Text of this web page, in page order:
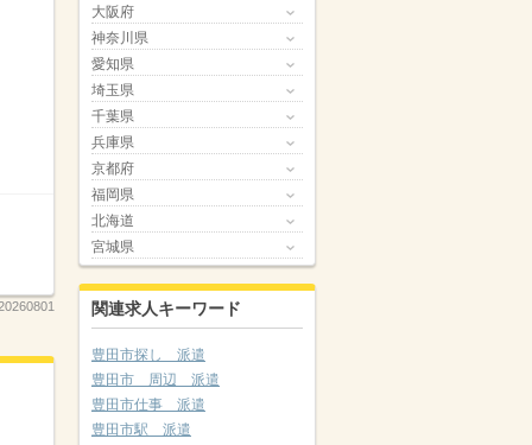
大阪府
神奈川県
愛知県
埼玉県
千葉県
兵庫県
京都府
福岡県
北海道
宮城県
関連求人キーワード
豊田市探し 派遣
豊田市 周辺 派遣
豊田市仕事 派遣
豊田市駅 派遣